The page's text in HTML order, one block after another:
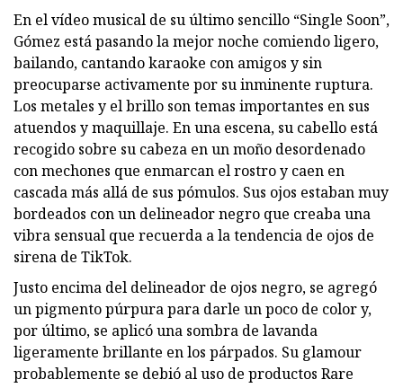
En el vídeo musical de su último sencillo “Single Soon”,
Gómez está pasando la mejor noche comiendo ligero,
bailando, cantando karaoke con amigos y sin
preocuparse activamente por su inminente ruptura.
Los metales y el brillo son temas importantes en sus
atuendos y maquillaje. En una escena, su cabello está
recogido sobre su cabeza en un moño desordenado
con mechones que enmarcan el rostro y caen en
cascada más allá de sus pómulos. Sus ojos estaban muy
bordeados con un delineador negro que creaba una
vibra sensual que recuerda a la tendencia de ojos de
sirena de TikTok.
Justo encima del delineador de ojos negro, se agregó
un pigmento púrpura para darle un poco de color y,
por último, se aplicó una sombra de lavanda
ligeramente brillante en los párpados. Su glamour
probablemente se debió al uso de productos Rare